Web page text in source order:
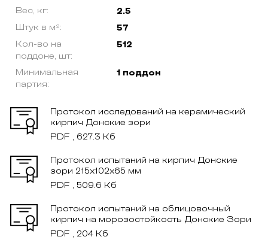
Вес, кг: 2.5
Штук в м²: 57
Кол-во на
поддоне, шт:
512
Минимальная
партия:
1 поддон
Протокол исследований на керамический
кирпич Донские зори
PDF , 627.3 Кб
Протокол испытаний на кирпич Донские
зори 215x102x65 мм
PDF , 509.6 Кб
Протокол испытаний на облицовочный
кирпич на морозостойкость Донские Зори
PDF , 204 Кб